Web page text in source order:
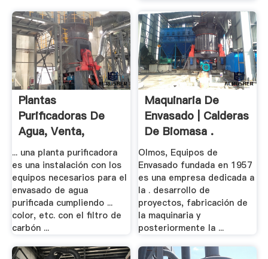
Plantas
Purificadoras De
Agua, Venta,
Franquicias, .
... una planta purificadora
es una instalación con los
equipos necesarios para el
envasado de agua
purificada cumpliendo ...
color, etc. con el filtro de
carbón ...
Maquinaria De
Envasado | Calderas
De Biomasa .
Olmos, Equipos de
Envasado fundada en 1957
es una empresa dedicada a
la . desarrollo de
proyectos, fabricación de
la maquinaria y
posteriormente la ...